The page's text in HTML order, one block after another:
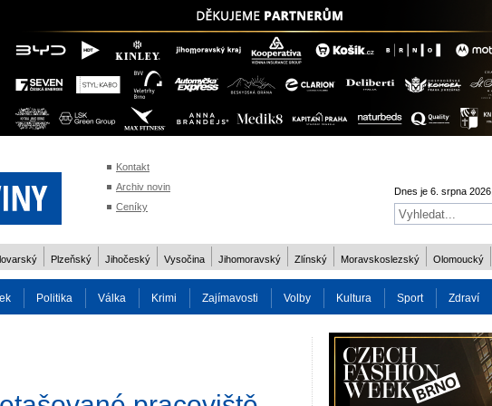
Kontakt
Archiv novin
Ceníky
Dnes je 6. srpna 2026,
Plzeňský Jihočeský Vysočina Jihomoravský Zlínský Moravskoslezský Olomoucký
Politika Válka Krimi Zajímavosti Volby Kultura Sport Zdraví
Charita Osobnost Více